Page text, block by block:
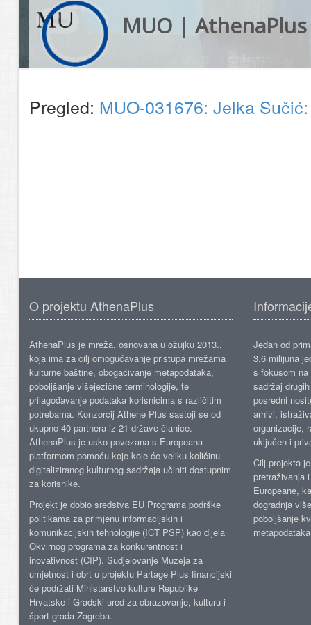
MUO | AthenaPlus
Pregled: MUO-031676: Jelka
O projektu AthenaPlus
AthenaPlus je mreža, osnovana u ožujku 2013.,
koja ima za cilj omogućavanje pristupa mrežama
kulturne baštine, obogaćivanje metapodataka,
poboljšanje višejezične terminologije, te
prilagođavanje podataka korisnicima s različitim
potrebama. Konzorcij Athene Plus sastoji se od
ukupno 40 partnera iz 21 države članice.
AthenaPlus je usko povezana s Europeana
platformom pomoću koje koje će veliku količinu
digitaliziranog kulturnog sadržaja učiniti dostupnim
za korisnike.
Projekt je dobio sredstva EU Programa podrške
politikama za primjenu informacijskih i
komunikacijskih tehnologije (ICT PSP) kao dijela
Okvirnog programa za konkurentnost i
inovativnost (CIP). Sudjelovanje Muzeja za
umjetnost i obrt u projektu Partage Plus financijski
će podržati Ministarstvo kulture Republike
Hrvatske i Gradski ured za obrazovanje, kulturu i
šport grada Zagreba.
Jedan od
3,6 milijuna
s fokusom
sadržaj
posredni
arhivi,
organizacije,
uključen i
Cilj projekta
pretraživanja
Europeane,
dogradnja
poboljšanje